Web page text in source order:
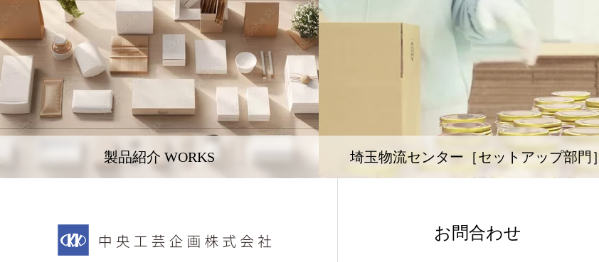
製品紹介 WORKS 埼玉物流センター［セットアップ部門］
お問合わせ